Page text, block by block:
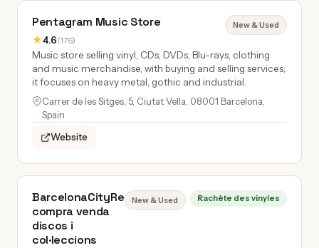
Pentagram Music Store
★4.6(176)
New & Used
Music store selling vinyl, CDs, DVDs, Blu-rays, clothing
and music merchandise, with buying and selling services;
it focuses on heavy metal, gothic and industrial.
Carrer de les Sitges, 5, Ciutat Vella, 08001 Barcelona,
Spain
Website
BarcelonaCityRecords
compra venda
discos i
col·leccions
New & Used Rachète des vinyles